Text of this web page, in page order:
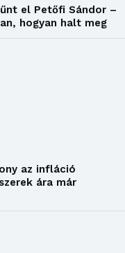
el Petőfi Sándor –
hogyan halt meg
az infláció
ára már